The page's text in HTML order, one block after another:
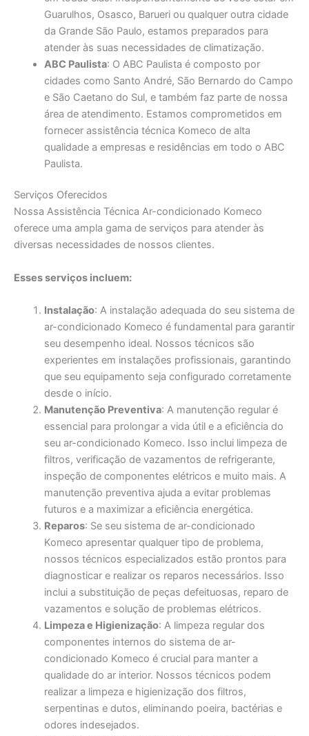
Guarulhos, Osasco, Barueri ou qualquer outra cidade
da Grande São Paulo, estamos preparados para
atender às suas necessidades de climatização.
ABC Paulista: O ABC Paulista é composto por
cidades como Santo André, São Bernardo do Campo
e São Caetano do Sul, e também faz parte de nossa
área de atendimento. Estamos comprometidos em
fornecer assistência técnica Komeco de alta
qualidade a empresas e residências em todo o ABC
Paulista.
Serviços Oferecidos
Nossa Assistência Técnica Ar-condicionado Komeco
oferece uma ampla gama de serviços para atender às
diversas necessidades de nossos clientes.
Esses serviços incluem:
Instalação: A instalação adequada do seu sistema de
ar-condicionado Komeco é fundamental para garantir
seu desempenho ideal. Nossos técnicos são
experientes em instalações profissionais, garantindo
que seu equipamento seja configurado corretamente
desde o início.
Manutenção Preventiva: A manutenção regular é
essencial para prolongar a vida útil e a eficiência do
seu ar-condicionado Komeco. Isso inclui limpeza de
filtros, verificação de vazamentos de refrigerante,
inspeção de componentes elétricos e muito mais. A
manutenção preventiva ajuda a evitar problemas
futuros e a maximizar a eficiência energética.
Reparos: Se seu sistema de ar-condicionado
Komeco apresentar qualquer tipo de problema,
nossos técnicos especializados estão prontos para
diagnosticar e realizar os reparos necessários. Isso
inclui a substituição de peças defeituosas, reparo de
vazamentos e solução de problemas elétricos.
Limpeza e Higienização: A limpeza regular dos
componentes internos do sistema de ar-
condicionado Komeco é crucial para manter a
qualidade do ar interior. Nossos técnicos podem
realizar a limpeza e higienização dos filtros,
serpentinas e dutos, eliminando poeira, bactérias e
odores indesejados.